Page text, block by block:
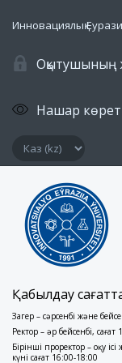
Инновациялық
Оқытушының
Нашар
Қабылдау
Заңгер – сәрсенбі және
Ректор – әр бейсенбі, сағат
Бірінші проректор – оқу
күні сағат 16:00-18:00